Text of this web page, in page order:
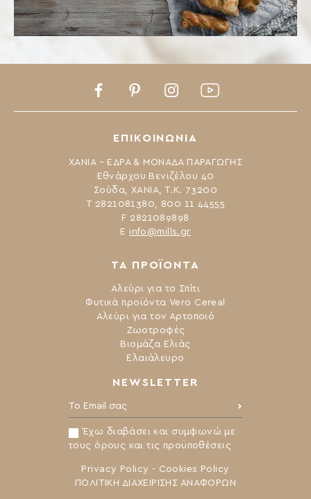
NEWSLETTER
Το Email σας:
Έχω διαβάσει και συμφωνώ με
τους όρους και τις προϋποθέσεις
Privacy Policy - Cookies Policy
ΠΟΛΙΤΙΚΗ ΔΙΑΧΕΙΡΙΣΗΣ ΑΝΑΦΟΡΩΝ
ΤΑ ΠΡΟΪΟΝΤΑ
Αλεύρι για το Σπίτι
Φυτικά προϊόντα Vero Cereal
Αλεύρι για τον Αρτοποιό
Ζωοτροφές
Βιομάζα Ελιάς
Ελαιάλευρο
ΕΠΙΚΟΙΝΩΝΙΑ
ΧΑΝΙΑ – ΕΔΡΑ & ΜΟΝΑΔΑ ΠΑΡΑΓΩΓΗΣ
Εθνάρχου Βενιζέλου 40
Σούδα, ΧΑΝΙΑ, Τ.Κ. 73200
Τ 2821081380, 800 11 44555
F 2821089898
Ε info@mills.gr
FacebookPinterestInstagramYoutube